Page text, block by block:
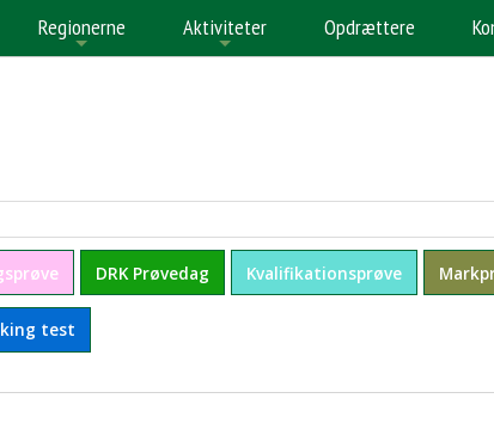
Regionerne Aktiviteter Opdrættere
DRK Prøvedag Kvalifikationsprøve
test